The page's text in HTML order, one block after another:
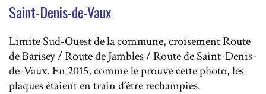
Saint-Denis-de-Vaux
Limite Sud-Ouest de la commune, croisement Route
de Barisey / Route de Jambles / Route de Saint-Denis-
de-Vaux. En 2015, comme le prouve cette photo, les
plaques étaient en train d’être rechampies.